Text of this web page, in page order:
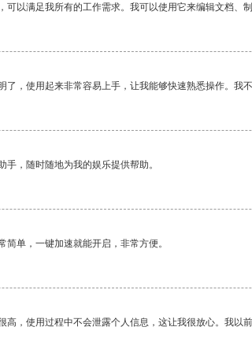
可以满足我所有的工作需求。我可以使用它来编辑文档、
了，使用起来非常容易上手，让我能够快速熟悉操作。我
手，随时随地为我的娱乐提供帮助。
简单，一键加速就能开启，非常方便。
高，使用过程中不会泄露个人信息，这让我很放心。我以